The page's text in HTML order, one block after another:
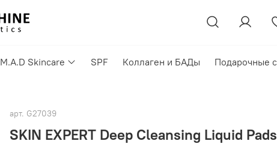
M.A.D Skincare SPF Коллаген и БАДы Подарочные
арт. G27039
SKIN EXPERT Deep Cleansing Liquid Pads